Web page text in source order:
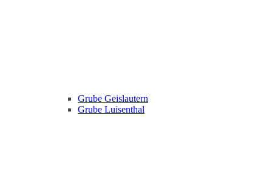
Grube Geislautern
Grube Luisenthal